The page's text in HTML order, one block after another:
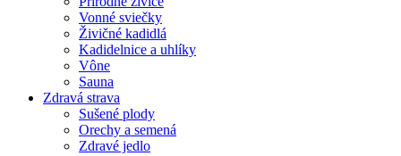
Vonné sviečky
Živičné kadidlá
Kadidelnice a uhlíky
Vône
Sauna
Zdravá strava
Sušené plody
Orechy a semená
Zdravé jedlo